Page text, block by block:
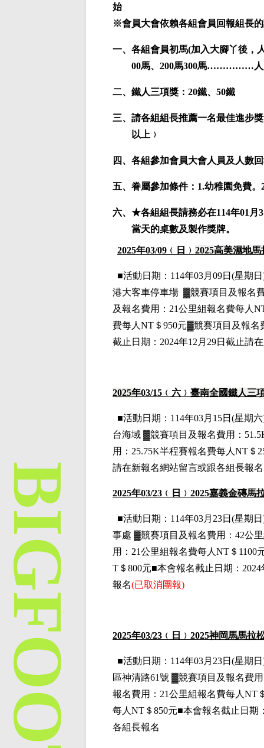
始
※會員大會依賴各組會員回報組長
一、各組會員初馬(加入大腳丫後，
00馬、200馬300馬……………人
二、鐵人三項獎：20鐵、50鐵
三、請各組組長推薦一名最佳進步
以上﹚
四、各組參加會員大會人員及人數
五、眷屬參加條件：1.幼稚園免費
六、★各組組長請務必在114年01月
當天的桌數及製作獎牌。
2025年03/09 ﹙日﹚ 2025高美濕地馬
■活動日期：114年03月09日(星期
港大客車停車場 ▓競賽項目 及報名
及報名費用 ：21公里組報名費每人
費每人NT＄950元▓競賽項目 及報名
截止日期：2024年12月29日截止請
2025年03/15 ﹙六﹚ 臺南全國鐵人三
■活動日期：114年03月15日(星期
台海域 ▓競賽項目 及報名費用 ：
用 ： 25.75K半程賽報名費每人NT＄
請在新報名網站留言或跟各組長報名
2025年03/23 ﹙日﹚2025嘉義金磚馬
■活動日期：114年03月23日(星期
事處 ▓競賽項目 及報名費用 ：42公
用 ：21公里組報名費每人NT＄1100
T＄800元■本會報名截止日期：
報名(已取消團報)
2025年03/23 ﹙日﹚2025神岡馬馬拉
■活動日期：114年03月23日(星期
區神清路61號 ▓競賽項目 及報名費用
報名費用 ：21公里組報名費每人NT
每人NT＄850元■本會報名截止日期
各組長報名